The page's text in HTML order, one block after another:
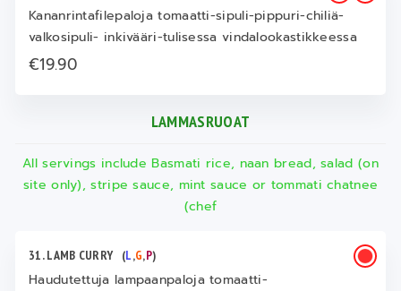
Kananrintafilepaloja tomaatti-sipuli-pippuri-chiliä-
valkosipuli- inkivääri-tulisessa vindalookastikkeessa
€19.90
LAMMASRUOAT
All servings include Basmati rice, naan bread, salad (on
site only), stripe sauce, mint sauce or tommati chatnee
(chef
31. LAMB CURRY (L,G,P)
Haudutettuja lampaanpaloja tomaatti-